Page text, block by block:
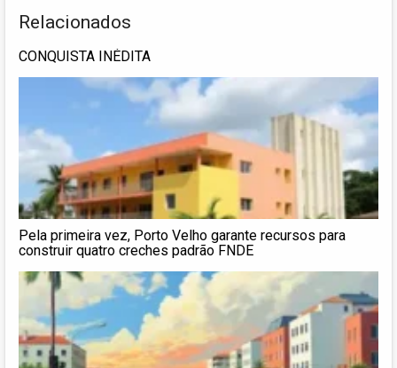
Relacionados
CONQUISTA INÉDITA
Pela primeira vez, Porto Velho garante recursos para
construir quatro creches padrão FNDE